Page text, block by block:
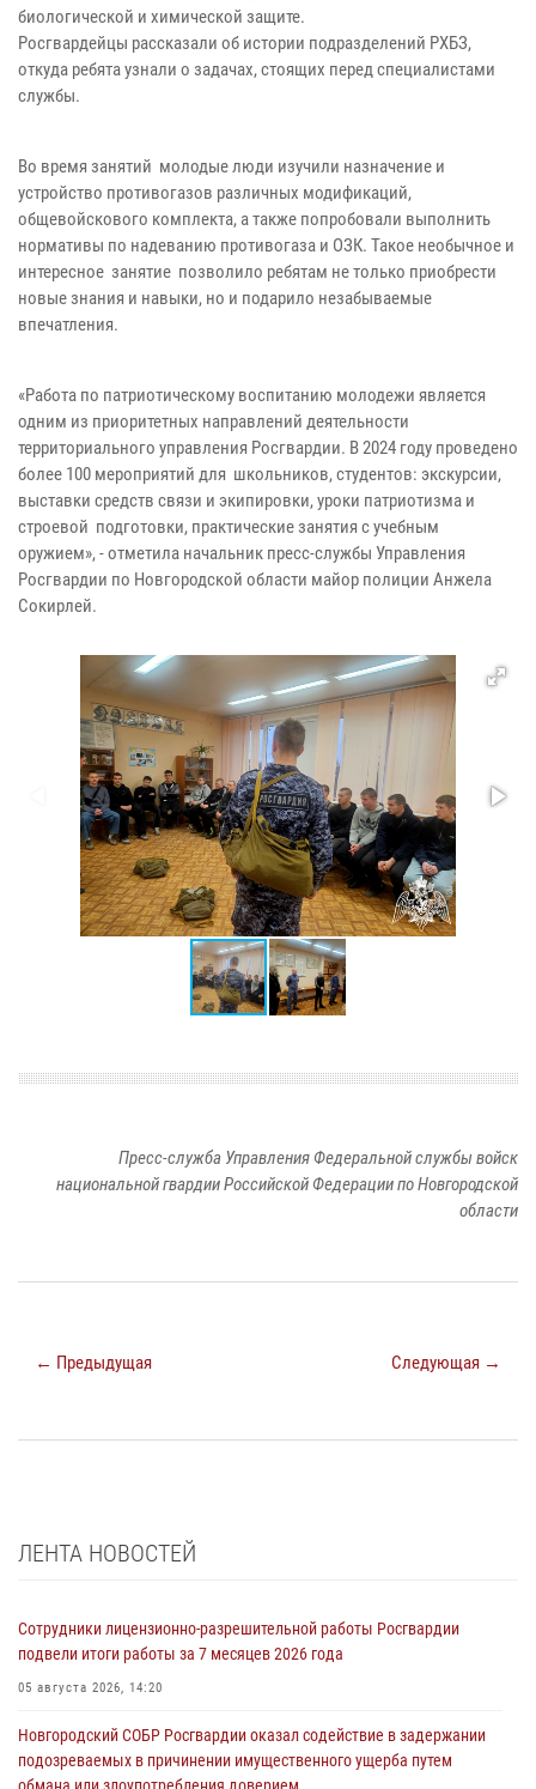
биологической и химической защите.
Росгвардейцы рассказали об истории подразделений РХБЗ,
откуда ребята узнали о задачах, стоящих перед специалистами
службы.
Во время занятий молодые люди изучили назначение и
устройство противогазов различных модификаций,
общевойскового комплекта, а также попробовали выполнить
нормативы по надеванию противогаза и ОЗК. Такое необычное и
интересное занятие позволило ребятам не только приобрести
новые знания и навыки, но и подарило незабываемые
впечатления.
«Работа по патриотическому воспитанию молодежи является
одним из приоритетных направлений деятельности
территориального управления Росгвардии. В 2024 году проведено
более 100 мероприятий для школьников, студентов: экскурсии,
выставки средств связи и экипировки, уроки патриотизма и
строевой подготовки, практические занятия с учебным
оружием», - отметила начальник пресс-службы Управления
Росгвардии по Новгородской области майор полиции Анжела
Сокирлей.
Пресс-служба Управления Федеральной службы войск
национальной гвардии Российской Федерации по Новгородской
области
← Предыдущая Следующая →
ЛЕНТА НОВОСТЕЙ
Сотрудники лицензионно-разрешительной работы Росгвардии
подвели итоги работы за 7 месяцев 2026 года
05 августа 2026, 14:20
Новгородский СОБР Росгвардии оказал содействие в задержании
подозреваемых в причинении имущественного ущерба путем